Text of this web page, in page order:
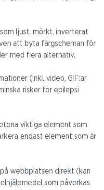
ljust, mörkt, inverterat
att byta färgscheman för
med flera alternativ.
(inkl. video, GIF:ar
risker för epilepsi
viktiga element som
endast element som är
webbplatsen direkt (kan
som påverkas